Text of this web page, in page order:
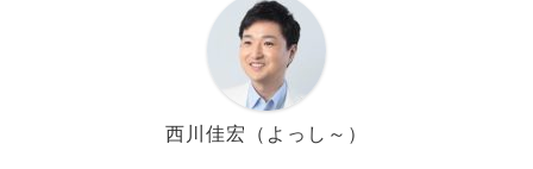
西川佳宏（よっし～）